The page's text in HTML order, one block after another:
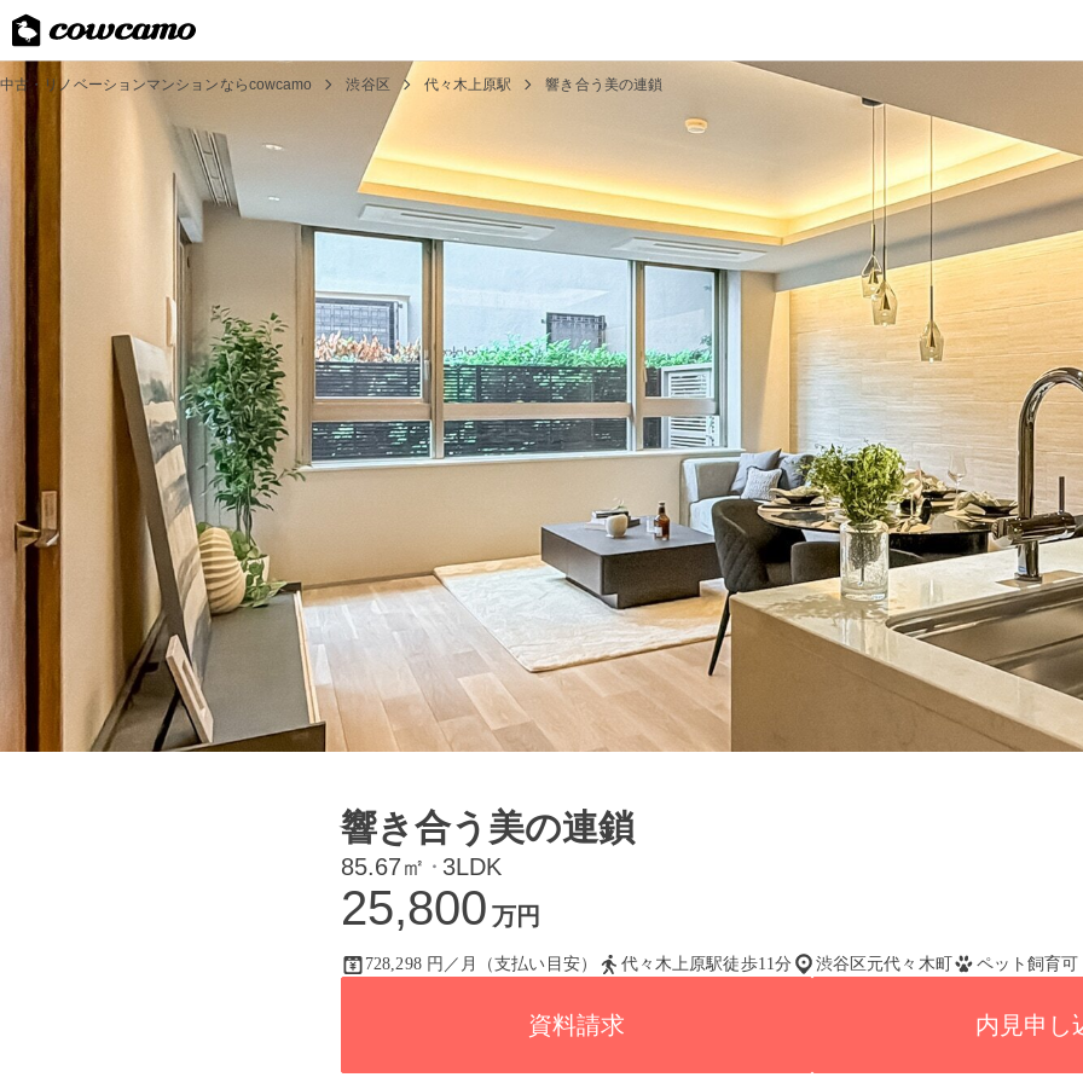
中古・リノベーションマンションならcowcamo 渋谷区 代々木上原駅 響き合う美の連鎖
響き合う美の連鎖
85.67㎡ ・ 3LDK
25,800 万円
728,298 円／月（支払い目安） 代々木上原駅徒歩11分 渋谷区元代々木町 ペット飼育可
資料請求 内見申し